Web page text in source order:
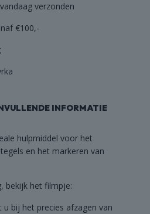
verzonden
€100,-
INFORMATIE
hulpmiddel voor het
en het markeren van
bekijk het filmpje:
bij het precies afzagen van